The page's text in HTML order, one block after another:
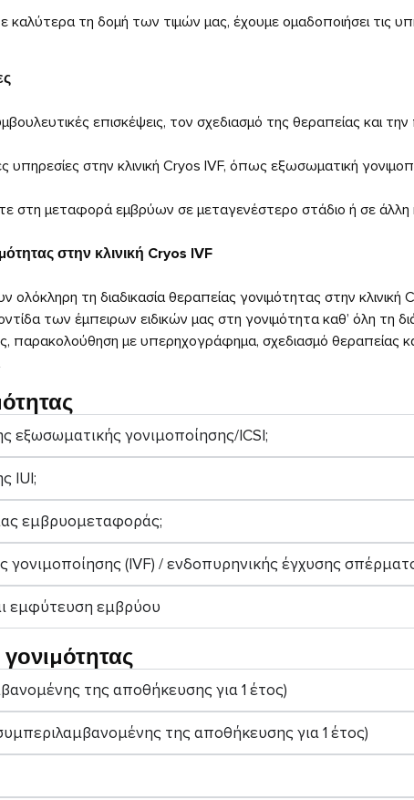
καλύτερα τη δομή των τιμών μας, έχουμε ομαδοποιήσει τις
επισκέψεις, τον σχεδιασμό της θεραπείας και
υπηρεσίες στην κλινική Cryos IVF, όπως εξωσωματική
στη μεταφορά εμβρύων σε μεταγενέστερο στάδιο ή σε άλλη
στην κλινική Cryos IVF
τη διαδικασία θεραπείας γονιμότητας στην κλινική
των έμπειρων ειδικών μας στη γονιμότητα καθ’ όλη τη
παρακολούθηση με υπερηχογράφημα, σχεδιασμό θεραπείας
εξωσωματικής γονιμοποίησης/ICSI;
IUI;
εμβρυομεταφοράς;
(IVF) / ενδοπυρηνικής έγχυσης
εμφύτευση εμβρύου
της αποθήκευσης για 1 έτος)
της αποθήκευσης για 1 έτος)